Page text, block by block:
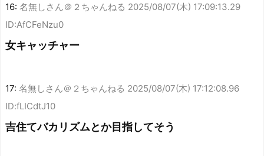
16: 名無しさん＠２ちゃんねる 2025/08/07(木) 17:09:13.29
ID:AfCFeNzu0
女キャッチャー
17: 名無しさん＠２ちゃんねる 2025/08/07(木) 17:12:08.96
ID:fLICdtJ10
吉住てバカリズムとか目指してそう